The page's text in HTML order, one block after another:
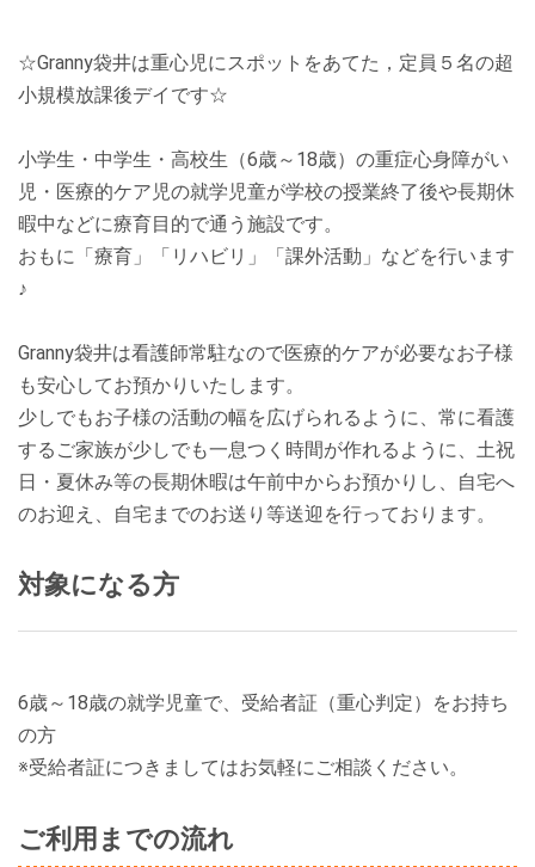
☆Granny袋井は重心児にスポットをあてた，定員５名の超
小規模放課後デイです☆
小学生・中学生・高校生（6歳～18歳）の重症心身障がい
児・医療的ケア児の就学児童が学校の授業終了後や長期休
暇中などに療育目的で通う施設です。
おもに「療育」「リハビリ」「課外活動」などを行います
♪
Granny袋井は看護師常駐なので医療的ケアが必要なお子様
も安心してお預かりいたします。
少しでもお子様の活動の幅を広げられるように、常に看護
するご家族が少しでも一息つく時間が作れるように、土祝
日・夏休み等の長期休暇は午前中からお預かりし、自宅へ
のお迎え、自宅までのお送り等送迎を行っております。
対象になる方
6歳～18歳の就学児童で、受給者証（重心判定）をお持ち
の方
※受給者証につきましてはお気軽にご相談ください。
ご利用までの流れ